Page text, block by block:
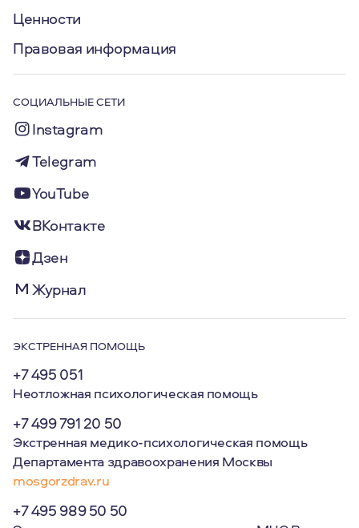
Ценности
Правовая информация
СОЦИАЛЬНЫЕ СЕТИ
Instagram
Telegram
YouTube
ВКонтакте
Дзен
Журнал
ЭКСТРЕННАЯ ПОМОЩЬ
+7 495 051
Неотложная психологическая помощь
+7 499 791 20 50
Экстренная медико-психологическая помощь
Департамента здравоохранения Москвы
mosgorzdrav.ru
+7 495 989 50 50